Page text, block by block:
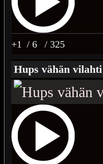
+1 / 6 / 325
Hups vähän